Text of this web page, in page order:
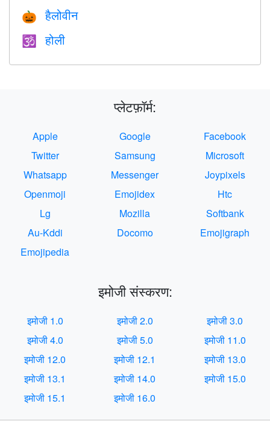
🎃 हैलोवीन
🕉 होली
प्लेटफ़ॉर्म:
Apple Google
Facebook
Twitter
Samsung
Microsoft
Whatsapp
Messenger
Joypixels
Openmoji
Emojidex
Htc
Lg
Mozilla
Softbank
Au-Kddi
Docomo
Emojigraph
Emojipedia
इमोजी संस्करण:
इमोजी 1.0 इमोजी 2.0
इमोजी 3.0
इमोजी 4.0
इमोजी 5.0
इमोजी 11.0
इमोजी 12.0
इमोजी 12.1
इमोजी 13.0
इमोजी 13.1
इमोजी 14.0
इमोजी 15.0
इमोजी 15.1
इमोजी 16.0